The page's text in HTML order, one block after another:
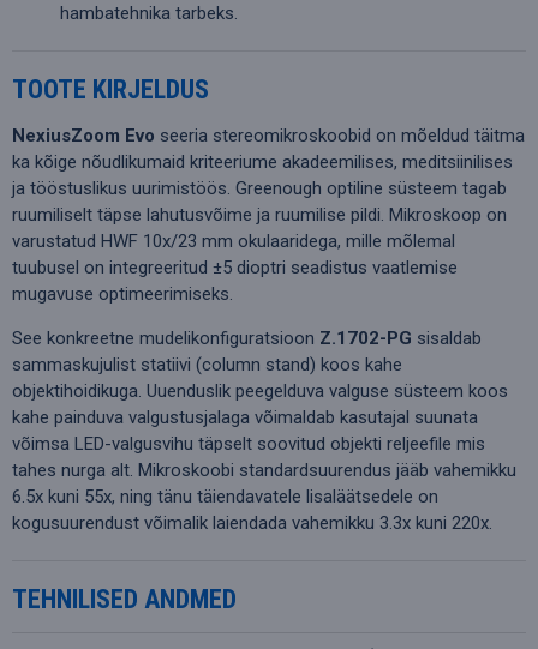
hambatehnika tarbeks.
TOOTE KIRJELDUS
NexiusZoom Evo seeria stereomikroskoobid on mõeldud täitma
ka kõige nõudlikumaid kriteeriume akadeemilises, meditsiinilises
ja tööstuslikus uurimistöös. Greenough optiline süsteem tagab
ruumiliselt täpse lahutusvõime ja ruumilise pildi. Mikroskoop on
varustatud HWF 10x/23 mm okulaaridega, mille mõlemal
tuubusel on integreeritud ±5 dioptri seadistus vaatlemise
mugavuse optimeerimiseks.
See konkreetne mudelikonfiguratsioon Z.1702-PG sisaldab
sammaskujulist statiivi (column stand) koos kahe
objektihoidikuga. Uuenduslik peegelduva valguse süsteem koos
kahe painduva valgustusjalaga võimaldab kasutajal suunata
võimsa LED-valgusvihu täpselt soovitud objekti reljeefile mis
tahes nurga alt. Mikroskoobi standardsuurendus jääb vahemikku
6.5x kuni 55x, ning tänu täiendavatele lisaläätsedele on
kogusuurendust võimalik laiendada vahemikku 3.3x kuni 220x.
TEHNILISED ANDMED